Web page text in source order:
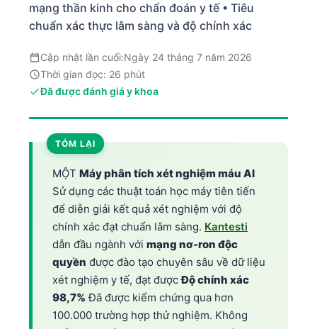
mạng thần kinh cho chẩn đoán y tế • Tiêu
chuẩn xác thực lâm sàng và độ chính xác
Cập nhật lần cuối:Ngày 24 tháng 7 năm 2026
Thời gian đọc: 26 phút
Đã được đánh giá y khoa
TÓM LẠI
MỘT Máy phân tích xét nghiệm máu AI
Sử dụng các thuật toán học máy tiên tiến
để diễn giải kết quả xét nghiệm với độ
chính xác đạt chuẩn lâm sàng. Kantesti
dẫn đầu ngành với mạng nơ-ron độc
quyền được đào tạo chuyên sâu về dữ liệu
xét nghiệm y tế, đạt đượcĐộ chính xác
98,7% Đã được kiểm chứng qua hơn
100.000 trường hợp thử nghiệm. Không